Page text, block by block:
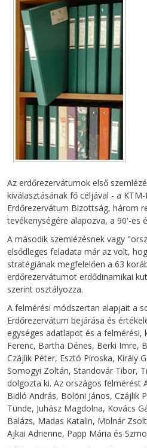
Az erdőrezervátumok első
kiválasztásának fő céljával - a
Erdőrezervátum Bizottság, három
tevékenységére alapozva, a 90'-es
A második szemlézésnek vagy
elsődleges feladata már az volt,
stratégiának megfelelően a 63
erdőrezervátumot erdődinamikai
szerint osztályozza.
A felmérési módszertan alapjait a
Erdőrezervátum bejárása és
egységes adatlapot és a
Ferenc, Bartha Dénes, Berki Imre,
Czájlik Péter, Esztó Piroska, Király
Somogyi Zoltán, Standovár Tibor,
dolgozta ki. Az országos felmérést
Bidló András, Bölöni János, Czájlik
Tünde, Juhász Magdolna, Kovács
Balázs, Madas Katalin, Molnár
Ajkai Adrienne, Papp Mária és